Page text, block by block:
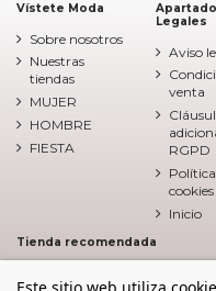
Vístete Moda
Sobre nosotros
Nuestras
tiendas
MUJER
HOMBRE
FIESTA
Legales
Aviso
venta
RGPD
cookies
Inicio
Tienda recomendada